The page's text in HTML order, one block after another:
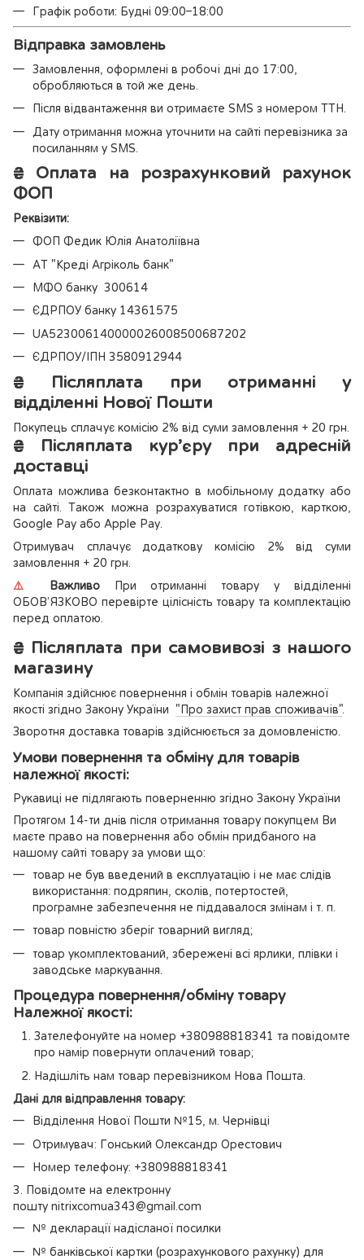
Графік роботи: Будні 09:00–18:00
Відправка замовлень
Замовлення, оформлені в робочі дні до 17:00,
обробляються в той же день.
Після відвантаження ви отримаєте SMS з номером ТТН.
Дату отримання можна уточнити на сайті перевізника за
посиланням у SMS.
₴ Оплата на розрахунковий рахунок
ФОП
Реквізити:
ФОП Федик Юлія Анатоліївна
АТ "Креді Агріколь банк"
МФО банку 300614
ЄДРПОУ банку 14361575
UA523006140000026008500687202
ЄДРПОУ/ІПН 3580912944
₴ Післяплата при отриманні у
відділенні Нової Пошти
Покупець сплачує комісію 2% від суми замовлення + 20 грн.
₴ Післяплата кур’єру при адресній
доставці
Оплата можлива безконтактно в мобільному додатку або
на сайті. Також можна розрахуватися готівкою, карткою,
Google Pay або Apple Pay.
Отримувач сплачує додаткову комісію 2% від суми
замовлення + 20 грн.
⚠️ ВажливоПри отриманні товару у відділенні
ОБОВ’ЯЗКОВО перевірте цілісність товару та комплектацію
перед оплатою.
₴ Післяплата при самовивозі з нашого
магазину
Компанія здійснює повернення і обмін товарів належної
якості згідно Закону України "Про захист прав споживачів".
Зворотня доставка товарів здійснюється за домовленістю.
Умови повернення та обміну для товарів
належної якості:
Рукавиці не підлягають поверненню згідно Закону України
Протягом 14-ти днів після отримання товару покупцем Ви
маєте право на повернення або обмін придбаного на
нашому сайті товару за умови що:
товар не був введений в експлуатацію і не має слідів
використання: подряпин, сколів, потертостей,
програмне забезпечення не піддавалося змінам і т. п.
товар повністю зберіг товарний вигляд;
товар укомплектований, збережені всі ярлики, плівки і
заводське маркування.
Процедура повернення/обміну товару
Належної якості:
Зателефонуйте на номер +380988818341 та повідомте
про намір повернути оплачений товар;
Надішліть нам товар перевізником Нова Пошта.
Дані для відправлення товару:
Відділення Нової Пошти №15, м. Чернівці
Отримувач: Гонський Олександр Орестович
Номер телефону: +380988818341
3. Повідомте на електронну
пошту nitrixcomua343@gmail.com
№ декларації надісланої посилки
№ банківської картки (розрахункового рахунку) для